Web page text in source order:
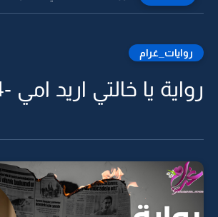
روايات_غرام
رواية يا خالتي اريد امي -4